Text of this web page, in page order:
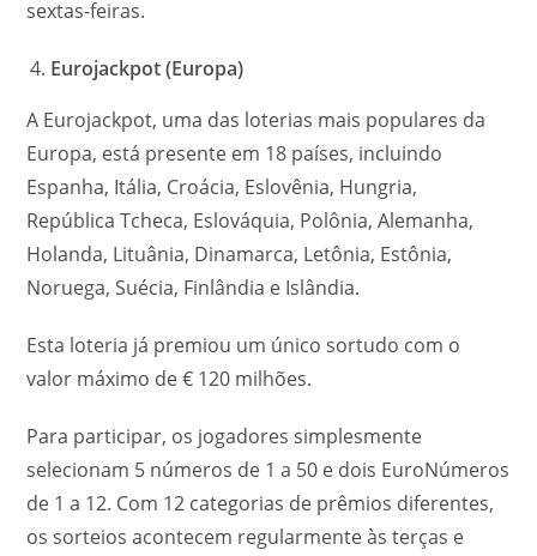
sextas-feiras.
Eurojackpot (Europa)
A Eurojackpot, uma das loterias mais populares da
Europa, está presente em 18 países, incluindo
Espanha, Itália, Croácia, Eslovênia, Hungria,
República Tcheca, Eslováquia, Polônia, Alemanha,
Holanda, Lituânia, Dinamarca, Letônia, Estônia,
Noruega, Suécia, Finlândia e Islândia.
Esta loteria já premiou um único sortudo com o
valor máximo de € 120 milhões.
Para participar, os jogadores simplesmente
selecionam 5 números de 1 a 50 e dois EuroNúmeros
de 1 a 12. Com 12 categorias de prêmios diferentes,
os sorteios acontecem regularmente às terças e